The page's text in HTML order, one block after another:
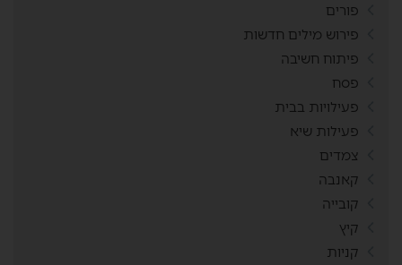
פורים
פירוש מילים חדשות
פיתוח חשיבה
פסח
פעילויות בבית
פעילות שיא
צמדים
קאנבה
קובייה
קיץ
קניות